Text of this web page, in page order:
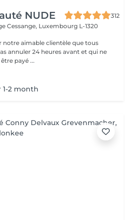
NUDE
312
Cessange, Luxembourg L-1320
notre aimable clientèle que tous
annuler 24 heures avant et qui ne
payé ...
2 month